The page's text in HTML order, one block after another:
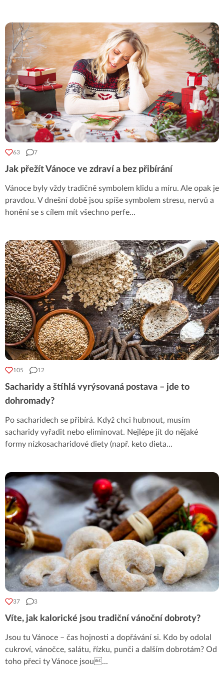
63 7
Jak přežít Vánoce ve zdraví a bez přibírání
Vánoce byly vždy tradičně symbolem klidu a míru. Ale opak je
pravdou. V dnešní době jsou spíše symbolem stresu, nervů a
honění se s cílem mít všechno perfe...
105 12
Sacharidy a štíhlá vyrýsovaná postava – jde to
dohromady?
Po sacharidech se přibírá. Když chci hubnout, musím
sacharidy vyřadit nebo eliminovat. Nejlépe jít do nějaké
formy nízkosacharidové diety (např. keto dieta...
37 3
Víte, jak kalorické jsou tradiční vánoční dobroty?
Jsou tu Vánoce – čas hojnosti a dopřávání si. Kdo by odolal
cukroví, vánočce, salátu, řízku, punči a dalším dobrotám? Od
toho přeci ty Vánoce jsou...